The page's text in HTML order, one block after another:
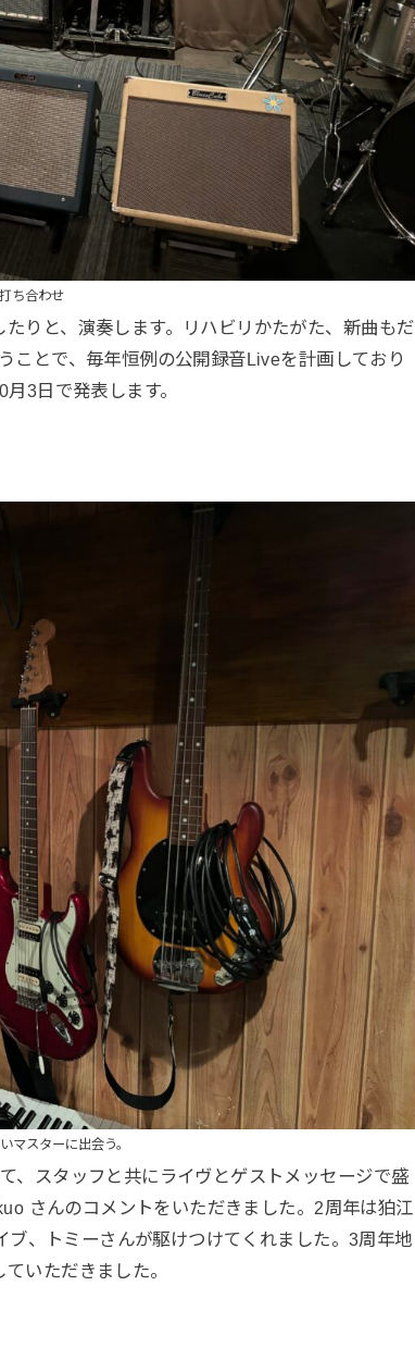
ち合わせ
りと、演奏します。リハビリかたがた、新曲もだ
ことで、毎年恒例の公開録音Liveを計画しており
3日で発表します。
マスターに出会う。
、スタッフと共にライヴとゲストメッセージで盛
さんのコメントをいただきました。2周年は狛江
、トミーさんが駆けつけてくれました。3周年地
いただきました。